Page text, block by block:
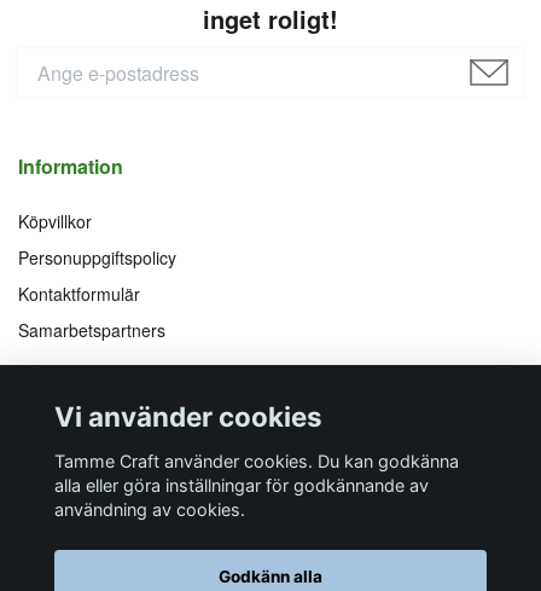
inget roligt!
Information
Köpvillkor
Personuppgiftspolicy
Kontaktformulär
Samarbetspartners
Följ oss på
Facebook
Instagram
YouTube
Pinterest
Vi accepterar
E-post
info@tamme.com
Vi använder cookies
Tamme Craft använder cookies. Du kan godkänna
alla eller göra inställningar för godkännande av
användning av cookies.
Godkänn alla